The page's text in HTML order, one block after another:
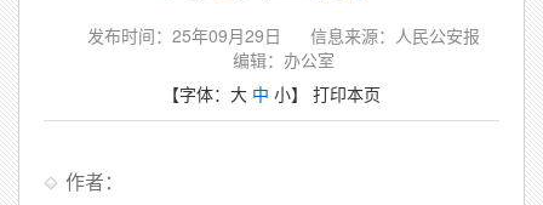
发布时间：25年09月29日
信息来源：人民公安报
编辑：办公室
【字体： 大 中 小】 打印本页
作者：